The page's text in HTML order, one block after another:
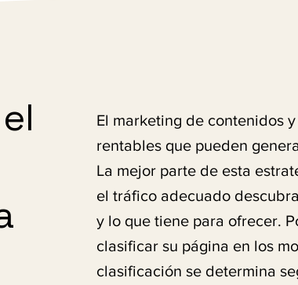
El marketing de contenidos
rentables que pueden
La mejor parte de esta
el tráfico adecuado
y lo que tiene para ofrecer.
clasificar su página en los
clasificación se determina